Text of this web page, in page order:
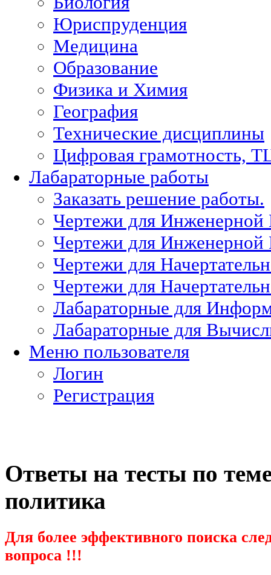
Юриспруденция
Медицина
Образование
Физика и Химия
География
Технические дисциплины
Цифровая грамотность,
Лабараторные работы
Заказать решение работы.
Чертежи для
Чертежи для
Чертежи для
Чертежи для
Лабараторные для
Лабараторные для
Меню пользователя
Логин
Регистрация
Ответы на тесты по
политика
Для более эффективного поиска
вопроса !!!